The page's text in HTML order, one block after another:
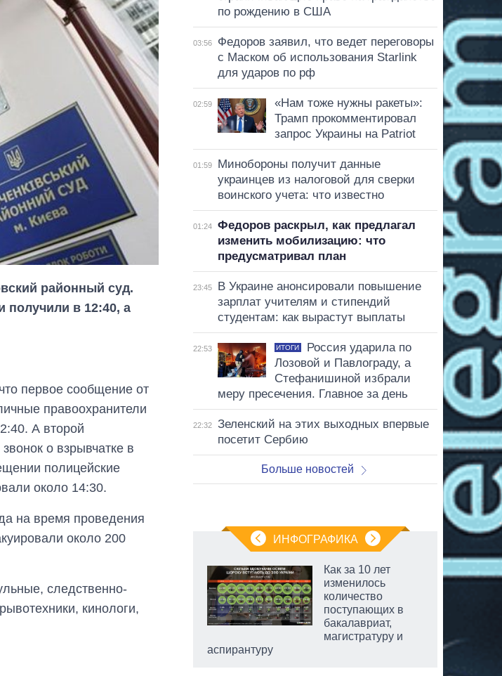
районный суд.
получили в 12:40, а
первое сообщение от
правоохранители
А второй
о взрывчатке в
полицейские
около 14:30.
на время проведения
около 200
следственно-
кинологи,
по рождению в США
03:56
Федоров заявил, что ведет переговоры
с Маском об использования Starlink
для ударов по рф
02:59
«Нам тоже нужны ракеты»:
Трамп прокомментировал
запрос Украины на Patriot
01:59
Минобороны получит данные
украинцев из налоговой для сверки
воинского учета: что известно
01:24
Федоров раскрыл, как предлагал
изменить мобилизацию: что
предусматривал план
23:45
В Украине анонсировали повышение
зарплат учителям и стипендий
студентам: как вырастут выплаты
22:53 ИТОГИ
Россия ударила по
Лозовой и Павлограду, а
Стефанишиной избрали
меру пресечения. Главное за день
22:32
Зеленский на этих выходных впервые
посетит Сербию
Больше новостей
ИНФОГРАФИКА
стоят и
зарабатывают
Как за 10 лет
изменилось
количество
поступающих в
бакалавриат,
магистратуру и
аспирантуру